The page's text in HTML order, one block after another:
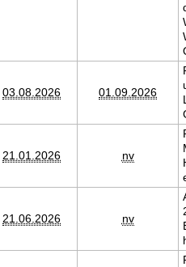
03.08.2026 01.09.2026
21.01.2026 nv
21.06.2026 nv